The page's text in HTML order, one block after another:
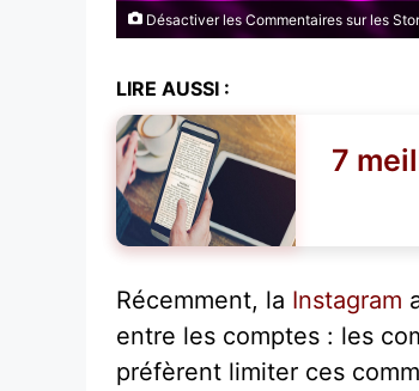
Désactiver les Commentaires sur les
LIRE AUSSI :
7
Récemment, la Instagram
entre les comptes : les
préfèrent limiter ces